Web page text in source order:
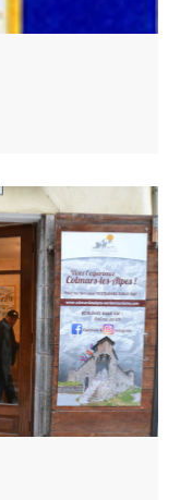
i giorni dalle 9 alle
Si prega di
non lasciate i